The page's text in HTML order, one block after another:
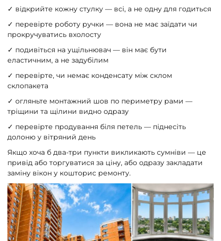
✓ відкрийте кожну стулку — всі, а не одну для годиться
✓ перевірте роботу ручки — вона не має заїдати чи
прокручуватись вхолосту
✓ подивіться на ущільнювач — він має бути
еластичним, а не задубілим
✓ перевірте, чи немає конденсату між склом
склопакета
✓ огляньте монтажний шов по периметру рами —
тріщини та щілини видно одразу
✓ перевірте продування біля петель — піднесіть
долоню у вітряний день
Якщо хоча б два-три пункти викликають сумніви — це
привід або торгуватися за ціну, або одразу закладати
заміну вікон у кошторис ремонту.